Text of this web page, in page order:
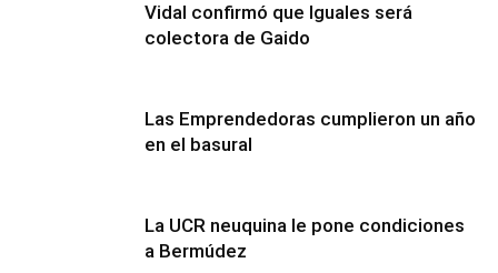
Vidal confirmó que Iguales será
colectora de Gaido
Las Emprendedoras cumplieron un año
en el basural
La UCR neuquina le pone condiciones
a Bermúdez